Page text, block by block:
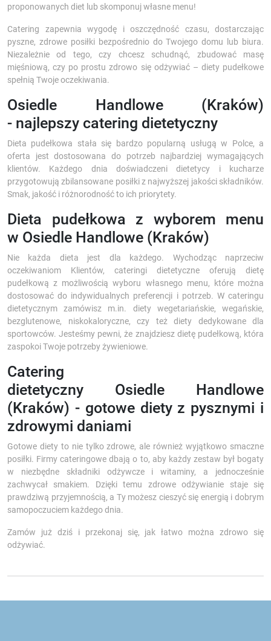
proponowanych diet lub skomponuj własne menu!
Catering zapewnia wygodę i oszczędność czasu, dostarczając
pyszne, zdrowe posiłki bezpośrednio do Twojego domu lub biura.
Niezależnie od tego, czy chcesz schudnąć, zbudować masę
mięśniową, czy po prostu zdrowo się odżywiać – diety pudełkowe
spełnią Twoje oczekiwania.
Osiedle Handlowe (Kraków)
- najlepszy catering dietetyczny
Dieta pudełkowa stała się bardzo popularną usługą w Polce, a
oferta jest dostosowana do potrzeb najbardziej wymagających
klientów. Każdego dnia doświadczeni dietetycy i kucharze
przygotowują zbilansowane posiłki z najwyższej jakości składników.
Smak, jakość i różnorodność to ich priorytety.
Dieta pudełkowa z wyborem menu
w Osiedle Handlowe (Kraków)
Nie każda dieta jest dla każdego. Wychodząc naprzeciw
oczekiwaniom Klientów, cateringi dietetyczne oferują dietę
pudełkową z możliwością wyboru własnego menu, które można
dostosować do indywidualnych preferencji i potrzeb. W cateringu
dietetycznym zamówisz m.in. diety wegetariańskie, wegańskie,
bezglutenowe, niskokaloryczne, czy też diety dedykowane dla
sportowców. Jesteśmy pewni, że znajdziesz dietę pudełkową, która
zaspokoi Twoje potrzeby żywieniowe.
Catering
dietetyczny Osiedle Handlowe
(Kraków) - gotowe diety z pysznymi i
zdrowymi daniami
Gotowe diety to nie tylko zdrowe, ale również wyjątkowo smaczne
posiłki. Firmy cateringowe dbają o to, aby każdy zestaw był bogaty
w niezbędne składniki odżywcze i witaminy, a jednocześnie
zachwycał smakiem. Dzięki temu zdrowe odżywianie staje się
prawdziwą przyjemnością, a Ty możesz cieszyć się energią i dobrym
samopoczuciem każdego dnia.
Zamów już dziś i przekonaj się, jak łatwo można zdrowo się
odżywiać.